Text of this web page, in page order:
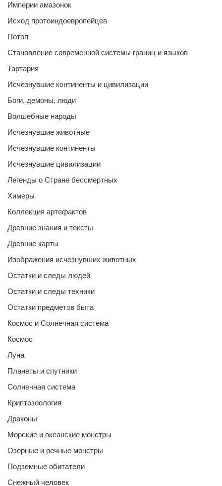
Империи амазонок
Исход протоиндоевропейцев
Потоп
Становление современной системы границ и языков
Тартария
Исчезнувшие континенты и цивилизации
Боги, демоны, люди
Волшебные народы
Исчезнувшие животные
Исчезнувшие континенты
Исчезнувшие цивилизации
Легенды о Стране бессмертных
Химеры
Коллекция артефактов
Древние знания и тексты
Древние карты
Изображения исчезнувших животных
Остатки и следы людей
Остатки и следы техники
Остатки предметов быта
Космос и Солнечная система
Космос
Луна
Планеты и спутники
Солнечная система
Криптозоология
Драконы
Морские и океанские монстры
Озерные и речные монстры
Подземные обитатели
Снежный человек